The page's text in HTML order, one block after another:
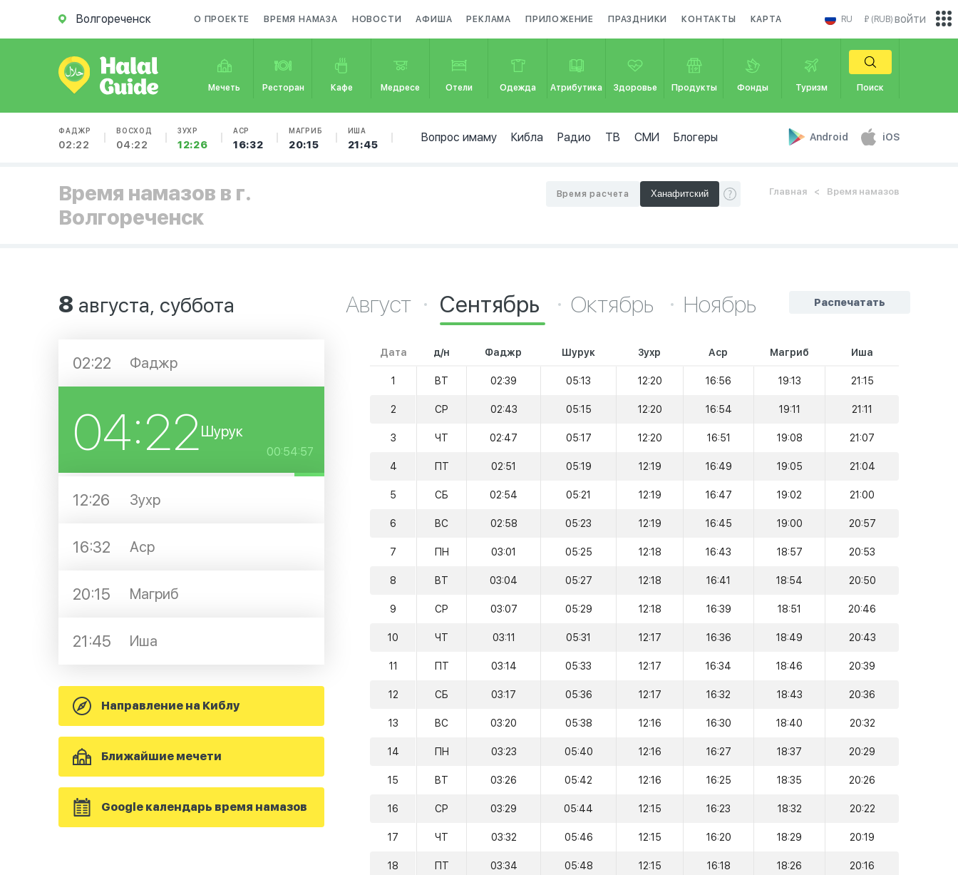
Волгореченск О ПРОЕКТЕ ВРЕМЯ НАМАЗА НОВОСТИ АФИША РЕКЛАМА ПРИЛОЖЕНИЕ ПРАЗДНИКИ КОНТАКТЫ КАРТА RU ₽ (RUB)
Мечеть Ресторан Кафе Медресе Отели Одежда Атрибутика Здоровье Продукты Фонды Туризм Поиск
ФАДЖР
02:22
ВОСХОД
04:22
ЗУХР
12:26
АСР
16:32
МАГРИБ
20:15
ИША
21:45
Вопрос имаму Кибла Радио ТВ СМИ Блогеры Android iOS
войти
Время намазов в г.
Волгореченск
Главная Время намазов
Время расчета
8 августа, суббота
02:22 Фаджр
04:22Шурук
00:54:57
12:26 Зухр
16:32 Аср
20:15 Магриб
21:45 Иша
Направление на Киблу
Ближайшие мечети
Google календарь время намазов
Распечатать
Август Сентябрь Октябрь Ноябрь
Дата д/н Фаджр Шурук Зухр Аср Магриб Иша
1 ВТ 02:39 05:13 12:20 16:56 19:13 21:15
2 СР 02:43 05:15 12:20 16:54 19:11 21:11
3 ЧТ 02:47 05:17 12:20 16:51 19:08 21:07
4 ПТ 02:51 05:19 12:19 16:49 19:05 21:04
5 СБ 02:54 05:21 12:19 16:47 19:02 21:00
6 ВС 02:58 05:23 12:19 16:45 19:00 20:57
7 ПН 03:01 05:25 12:18 16:43 18:57 20:53
8 ВТ 03:04 05:27 12:18 16:41 18:54 20:50
9 СР 03:07 05:29 12:18 16:39 18:51 20:46
10 ЧТ 03:11 05:31 12:17 16:36 18:49 20:43
11 ПТ 03:14 05:33 12:17 16:34 18:46 20:39
12 СБ 03:17 05:36 12:17 16:32 18:43 20:36
13 ВС 03:20 05:38 12:16 16:30 18:40 20:32
14 ПН 03:23 05:40 12:16 16:27 18:37 20:29
15 ВТ 03:26 05:42 12:16 16:25 18:35 20:26
16 СР 03:29 05:44 12:15 16:23 18:32 20:22
17 ЧТ 03:32 05:46 12:15 16:20 18:29 20:19
18 ПТ 03:34 05:48 12:15 16:18 18:26 20:16